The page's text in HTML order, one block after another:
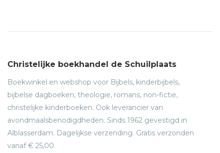
Christelijke boekhandel de Schuilplaats
Boekwinkel en webshop voor Bijbels, kinderbijbels,
bijbelse dagboeken, theologie, romans, non-fictie,
christelijke kinderboeken. Ook leverancier van
avondmaalsbenodigdheden. Sinds 1962 gevestigd in
Alblasserdam. Dagelijkse verzending. Gratis verzonden
vanaf € 25,00.